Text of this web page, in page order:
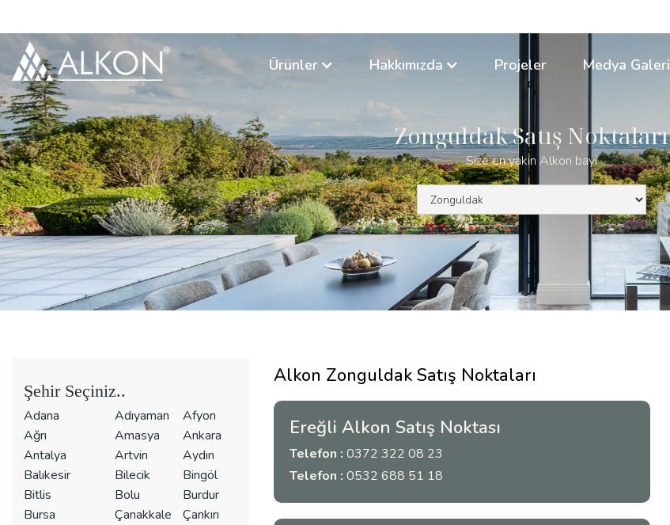
Ürünler Hakkımızda Projeler Medya Galeri
Zonguldak Satış Noktaları
Size en yakın Alkon bayi
Şehir Seçiniz..
Adana Adıyaman
Afyon
Ağrı
Amasya
Ankara
Antalya
Artvin
Aydın
Balıkesir
Bilecik
Bingöl
Bitlis
Bolu
Burdur
Bursa
Çanakkale
Çankırı
Alkon Zonguldak Satış Noktaları
Ereğli Alkon Satış Noktası
Telefon : 0372 322 08 23
Telefon : 0532 688 51 18